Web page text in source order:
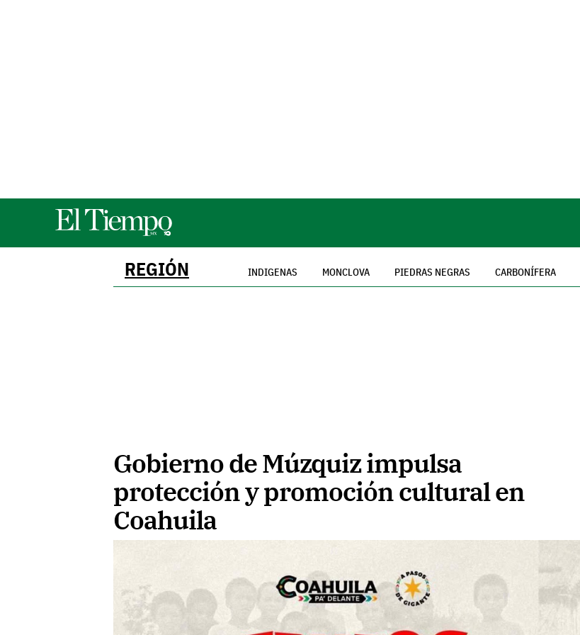
REGIÓN INDIGENAS MONCLOVA PIEDRAS NEGRAS CARBONÍFERA
Gobierno de Múzquiz impulsa
protección y promoción cultural en
Coahuila